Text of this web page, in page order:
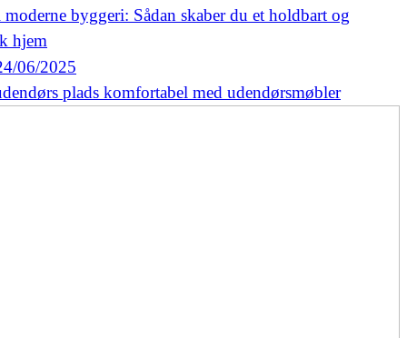
byggeri: Sådan skaber du et holdbart og
hjem
06/2025
plads komfortabel med udendørsmøbler